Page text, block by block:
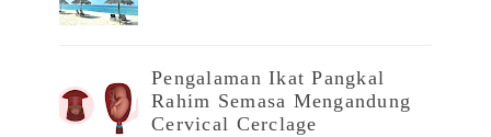
Pengalaman Ikat Pangkal
Rahim Semasa Mengandung
Cervical Cerclage